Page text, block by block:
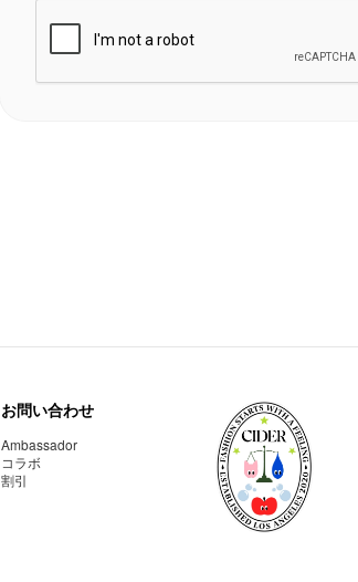
お問い合わせ
Ambassador
コラボ
割引